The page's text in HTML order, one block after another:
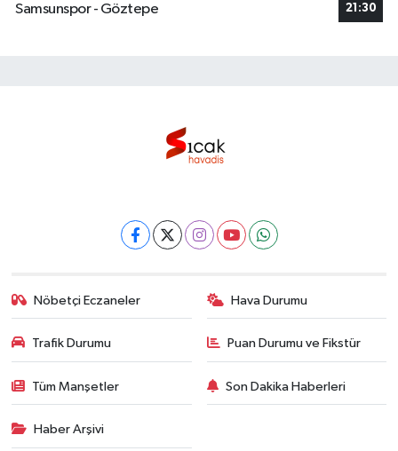
Samsunspor - Göztepe
21:30
Nöbetçi Eczaneler Hava Durumu
Trafik Durumu Puan Durumu ve Fikstür
Tüm Manşetler Son Dakika Haberleri
Haber Arşivi